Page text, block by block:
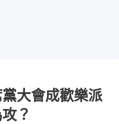
大會成歡樂派
？